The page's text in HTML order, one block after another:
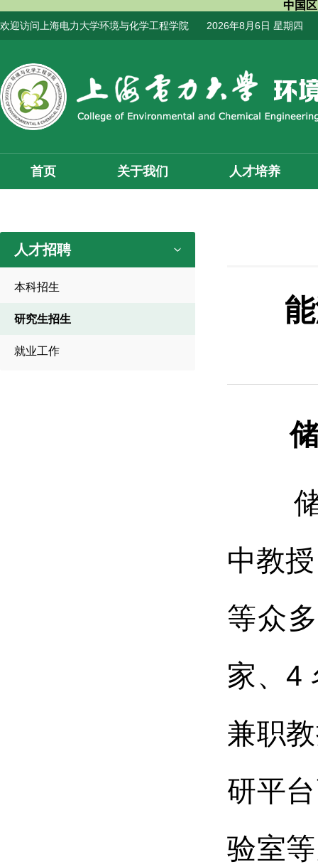
中国
欢迎访问上海电力大学环境与化学工程学院 2026年8月6日 星期四
首页 关于我们 人才培养
人才招聘
本科招生
研究生招生
就业工作
储能
储能
中教
等众
家、4
兼职
研平
验室